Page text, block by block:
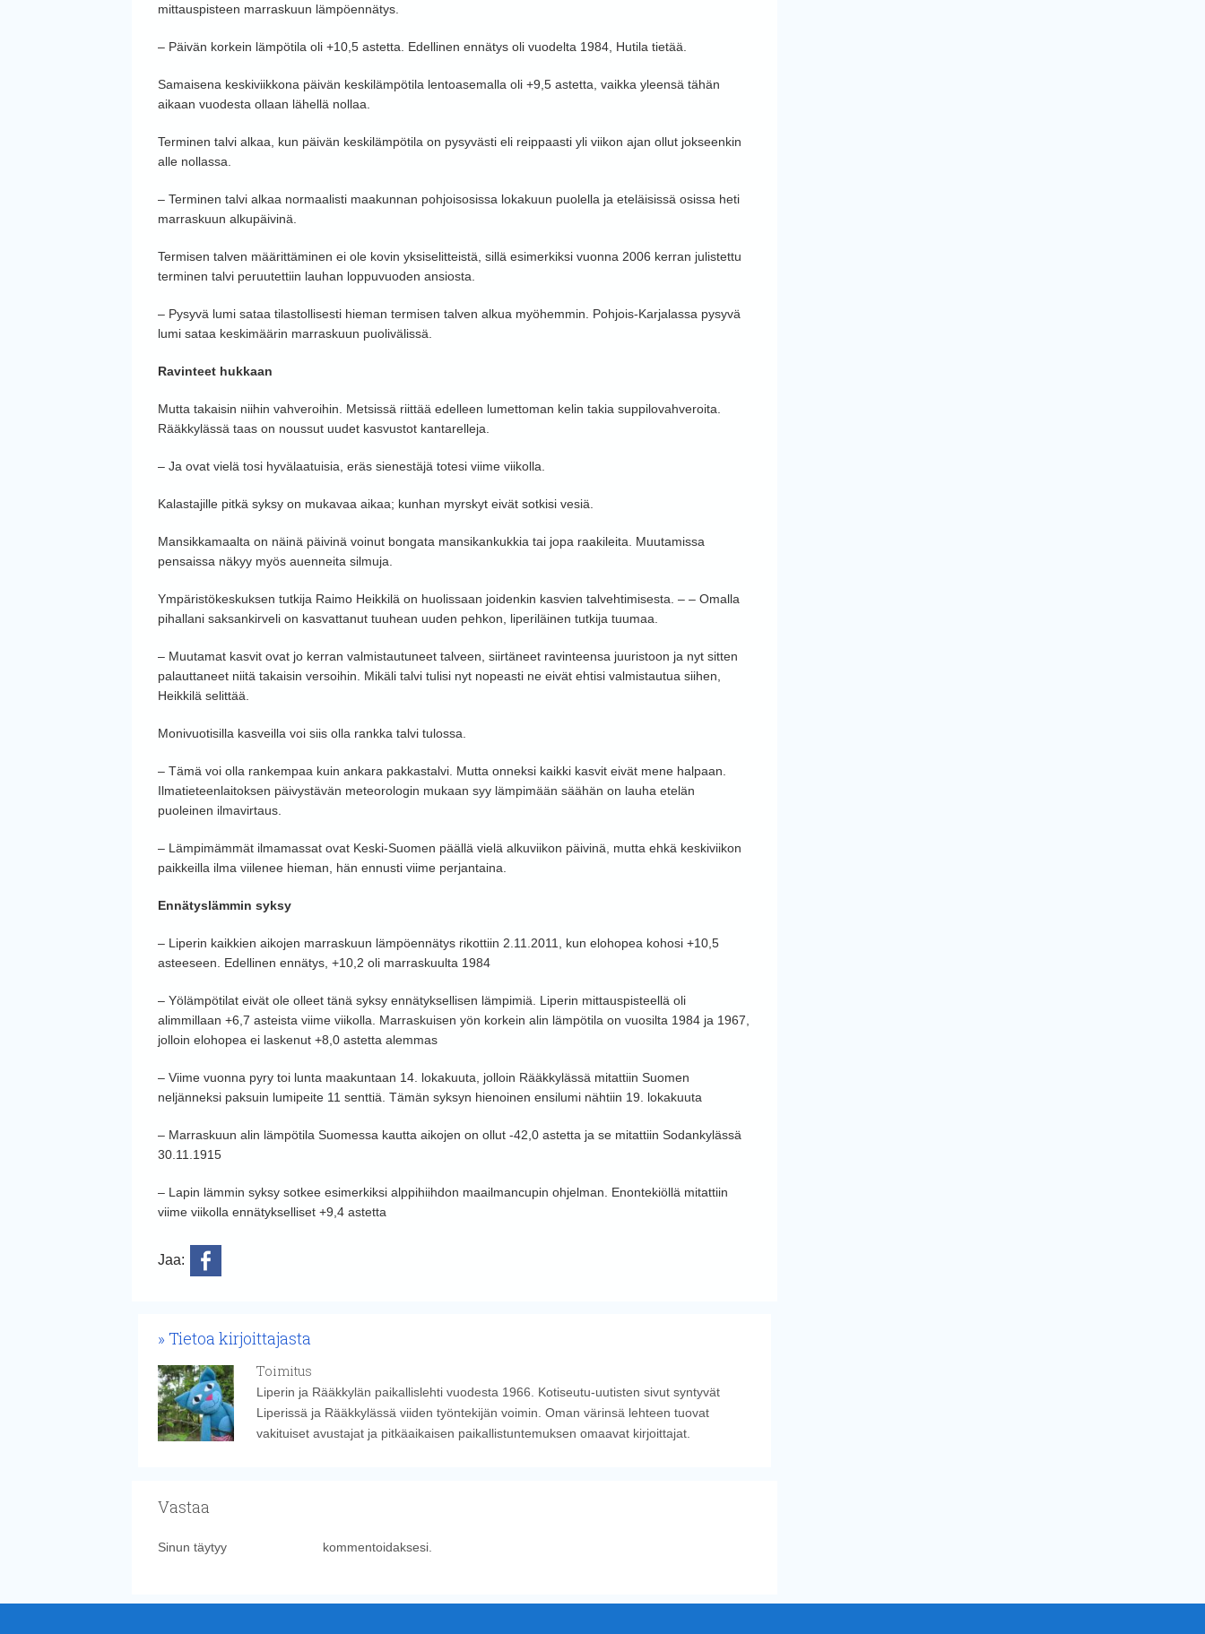
mittauspisteen marraskuun lämpöennätys.
– Päivän korkein lämpötila oli +10,5 astetta. Edellinen ennätys oli vuodelta 1984, Hutila tietää.
Samaisena keskiviikkona päivän keskilämpötila lentoasemalla oli +9,5 astetta, vaikka yleensä tähän
aikaan vuodesta ollaan lähellä nollaa.
Terminen talvi alkaa, kun päivän keskilämpötila on pysyvästi eli reippaasti yli viikon ajan ollut jokseenkin
alle nollassa.
– Terminen talvi alkaa normaalisti maakunnan pohjoisosissa lokakuun puolella ja eteläisissä osissa heti
marraskuun alkupäivinä.
Termisen talven määrittäminen ei ole kovin yksiselitteistä, sillä esimerkiksi vuonna 2006 kerran julistettu
terminen talvi peruutettiin lauhan loppuvuoden ansiosta.
– Pysyvä lumi sataa tilastollisesti hieman termisen talven alkua myöhemmin. Pohjois-Karjalassa pysyvä
lumi sataa keskimäärin marraskuun puolivälissä.
Ravinteet hukkaan
Mutta takaisin niihin vahveroihin. Metsissä riittää edelleen lumettoman kelin takia suppilovahveroita.
Rääkkylässä taas on noussut uudet kasvustot kantarelleja.
– Ja ovat vielä tosi hyvälaatuisia, eräs sienestäjä totesi viime viikolla.
Kalastajille pitkä syksy on mukavaa aikaa; kunhan myrskyt eivät sotkisi vesiä.
Mansikkamaalta on näinä päivinä voinut bongata mansikankukkia tai jopa raakileita. Muutamissa
pensaissa näkyy myös auenneita silmuja.
Ympäristökeskuksen tutkija Raimo Heikkilä on huolissaan joidenkin kasvien talvehtimisesta. – – Omalla
pihallani saksankirveli on kasvattanut tuuhean uuden pehkon, liperiläinen tutkija tuumaa.
– Muutamat kasvit ovat jo kerran valmistautuneet talveen, siirtäneet ravinteensa juuristoon ja nyt sitten
palauttaneet niitä takaisin versoihin. Mikäli talvi tulisi nyt nopeasti ne eivät ehtisi valmistautua siihen,
Heikkilä selittää.
Monivuotisilla kasveilla voi siis olla rankka talvi tulossa.
– Tämä voi olla rankempaa kuin ankara pakkastalvi. Mutta onneksi kaikki kasvit eivät mene halpaan.
Ilmatieteenlaitoksen päivystävän meteorologin mukaan syy lämpimään säähän on lauha etelän
puoleinen ilmavirtaus.
– Lämpimämmät ilmamassat ovat Keski-Suomen päällä vielä alkuviikon päivinä, mutta ehkä keskiviikon
paikkeilla ilma viilenee hieman, hän ennusti viime perjantaina.
Ennätyslämmin syksy
– Liperin kaikkien aikojen marraskuun lämpöennätys rikottiin 2.11.2011, kun elohopea kohosi +10,5
asteeseen. Edellinen ennätys, +10,2 oli marraskuulta 1984
– Yölämpötilat eivät ole olleet tänä syksy ennätyksellisen lämpimiä. Liperin mittauspisteellä oli
alimmillaan +6,7 asteista viime viikolla. Marraskuisen yön korkein alin lämpötila on vuosilta 1984 ja 1967,
jolloin elohopea ei laskenut +8,0 astetta alemmas
– Viime vuonna pyry toi lunta maakuntaan 14. lokakuuta, jolloin Rääkkylässä mitattiin Suomen
neljänneksi paksuin lumipeite 11 senttiä. Tämän syksyn hienoinen ensilumi nähtiin 19. lokakuuta
– Marraskuun alin lämpötila Suomessa kautta aikojen on ollut -42,0 astetta ja se mitattiin Sodankylässä
30.11.1915
– Lapin lämmin syksy sotkee esimerkiksi alppihiihdon maailmancupin ohjelman. Enontekiöllä mitattiin
viime viikolla ennätykselliset +9,4 astetta
Jaa:
Tietoa kirjoittajasta
Toimitus
Liperin ja Rääkkylän paikallislehti vuodesta 1966. Kotiseutu-uutisten sivut syntyvät
Liperissä ja Rääkkylässä viiden työntekijän voimin. Oman värinsä lehteen tuovat
vakituiset avustajat ja pitkäaikaisen paikallistuntemuksen omaavat kirjoittajat.
Vastaa
Sinun täytyy kommentoidaksesi.